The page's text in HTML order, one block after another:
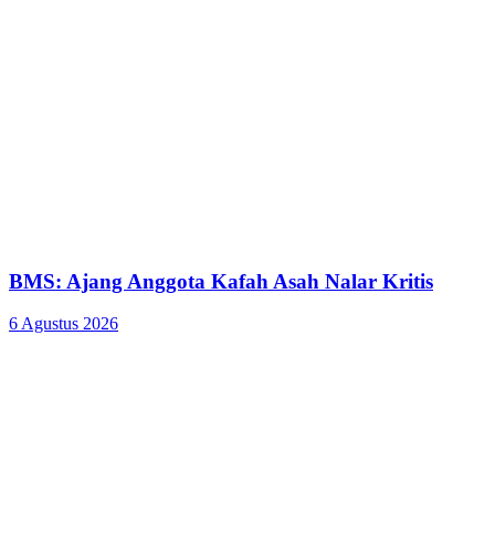
BMS: Ajang Anggota Kafah Asah Nalar Kritis
6 Agustus 2026